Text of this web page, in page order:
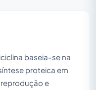
baseia-se na
proteica em
e